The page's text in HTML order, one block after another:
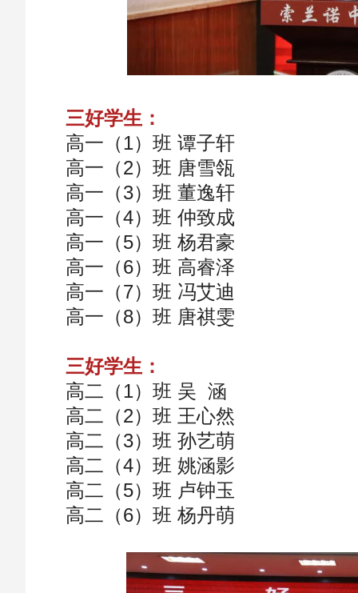
三好学生：
高一（1）班 谭子轩
高一（2）班 唐雪瓴
高一（3）班 董逸轩
高一（4）班 仲致成
高一（5）班 杨君豪
高一（6）班 高睿泽
高一（7）班 冯艾迪
高一（8）班 唐祺雯
三好学生：
高二（1）班 吴 涵
高二（2）班 王心然
高二（3）班 孙艺萌
高二（4）班 姚涵影
高二（5）班 卢钟玉
高二（6）班 杨丹萌